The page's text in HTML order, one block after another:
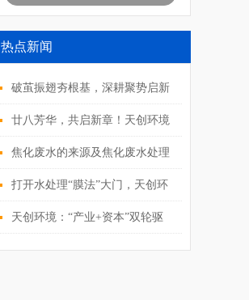
热点新闻
破茧振翅夯根基，深耕聚势启新
程！天创环境2025年度经营管理
层会议圆满落幕
廿八芳华，共启新章！天创环境
28周年庆典活动重磅来袭
焦化废水的来源及焦化废水处理
方式
打开水处理“膜法”大门，天创环
境全产业链布局环博会
天创环境：“产业+资本”双轮驱
动 “膜”力加速释放